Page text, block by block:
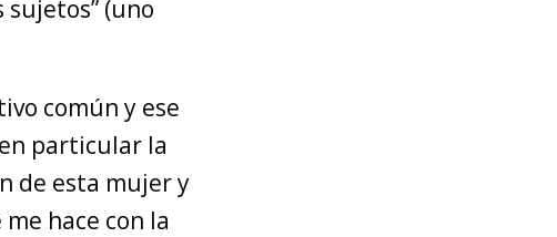
(uno
común y ese
particular la
de esta mujer y
hace con la